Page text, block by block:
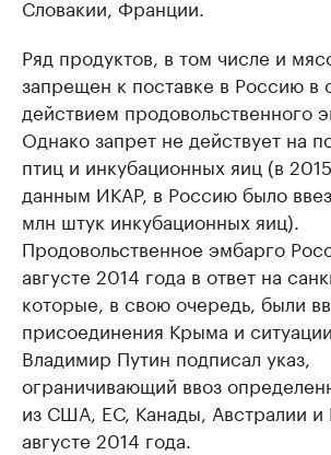
Словакии, Франции.
Ряд продуктов, в том числе и
запрещен к поставке в Россию в
действием продовольственного
Однако запрет не действует на
птиц и инкубационных яиц (в
данным ИКАР, в Россию было
млн штук инкубационных яиц).
Продовольственное эмбарго
августе 2014 года в ответ на
которые, в свою очередь, были
присоединения Крыма и
Владимир Путин подписал указ,
ограничивающий ввоз
из США, ЕС, ​Канады, Австралии и
августе 2014 года.